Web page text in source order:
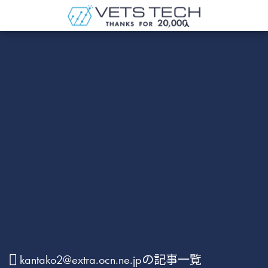
kantako2@extra.ocn.ne.jpの記事一覧